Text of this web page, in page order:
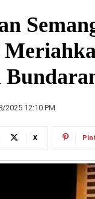
2025 12:10 PM
X